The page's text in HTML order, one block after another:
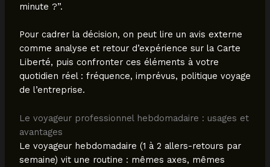
minute ?”.
Pour cadrer la décision, on peut lire un avis externe
comme analyse et retour d’expérience sur la Carte
Liberté, puis confronter ces éléments à votre
quotidien réel : fréquence, imprévus, politique voyage
de l’entreprise.
Le voyageur professionnel hebdomadaire : usages et
avantages
Le voyageur hebdomadaire (1 à 2 allers-retours par
semaine) vit une routine : mêmes axes, mêmes